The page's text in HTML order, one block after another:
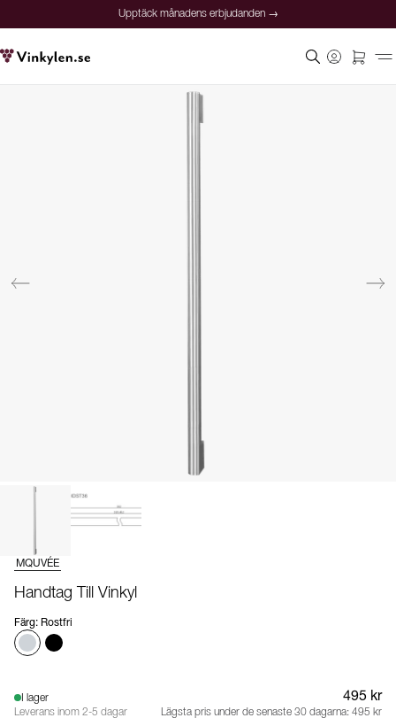
Upptäck månadens erbjudanden →
MQUVÉE
Handtag Till Vinkyl
Färg: Rostfri
I lager
Leverans inom 2-5 dagar
495 kr
Lägsta pris under de senaste 30 dagarna: 495 kr